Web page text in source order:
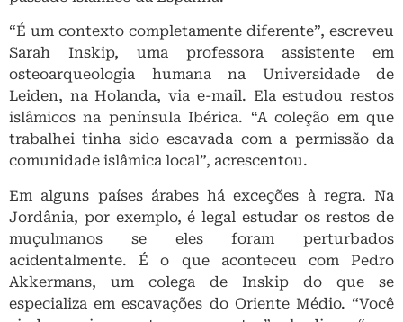
“É um contexto completamente diferente”, escreveu
Sarah Inskip, uma professora assistente em
osteoarqueologia humana na Universidade de
Leiden, na Holanda, via e-mail. Ela estudou restos
islâmicos na península Ibérica. “A coleção em que
trabalhei tinha sido escavada com a permissão da
comunidade islâmica local”, acrescentou.
Em alguns países árabes há exceções à regra. Na
Jordânia, por exemplo, é legal estudar os restos de
muçulmanos se eles foram perturbados
acidentalmente. É o que aconteceu com Pedro
Akkermans, um colega de Inskip do que se
especializa em escavações do Oriente Médio. “Você